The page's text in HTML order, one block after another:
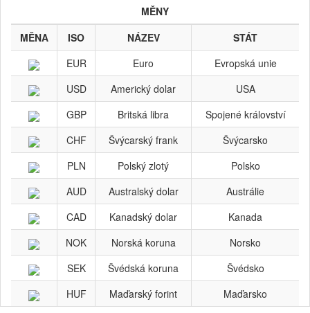
MĚNY
MĚNA
ISO NÁZEV
STÁT
EUR
Euro
Evropská unie
USD
Americký dolar
USA
GBP
Britská libra
Spojené království
CHF
Švýcarský frank
Švýcarsko
PLN
Polský zlotý
Polsko
AUD
Australský dolar
Austrálie
CAD
Kanadský dolar
Kanada
NOK
Norská koruna
Norsko
SEK
Švédská koruna
Švédsko
HUF
Maďarský forint Maďarsko